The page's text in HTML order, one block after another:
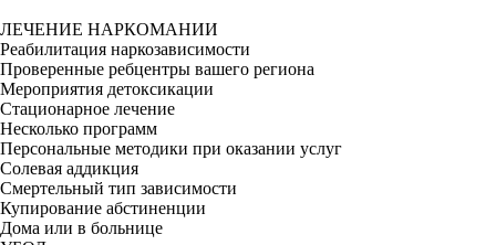
ЛЕЧЕНИЕ НАРКОМАНИИ
Реабилитация наркозависимости
Проверенные ребцентры вашего региона
Мероприятия детоксикации
Стационарное лечение
Несколько программ
Персональные методики при оказании услуг
Солевая аддикция
Смертельный тип зависимости
Купирование абстиненции
Дома или в больнице